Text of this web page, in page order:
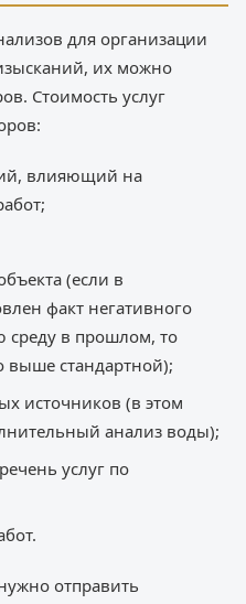
для организации
их можно
Стоимость услуг
влияющий на
(если в
факт негативного
в прошлом, то
выше стандартной);
источников (в этом
анализ воды);
услуг по
отправить